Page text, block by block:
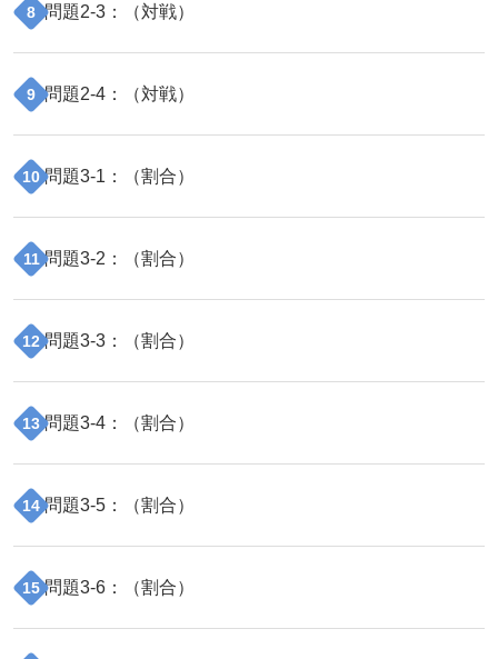
8 問題2-3 ：（対戦）
9 問題2-4 ：（対戦）
10 問題3-1 ：（割合）
11 問題3-2 ：（割合）
12 問題3-3 ：（割合）
13 問題3-4 ：（割合）
14 問題3-5 ：（割合）
15 問題3-6 ：（割合）